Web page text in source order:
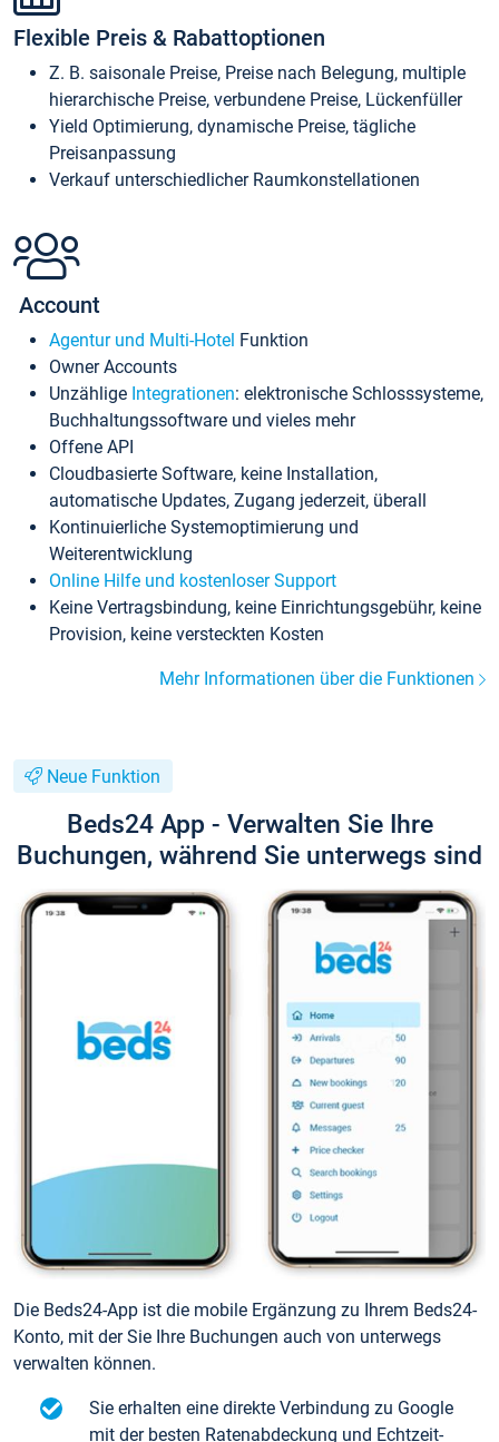
Flexible Preis & Rabattoptionen
Z. B. saisonale Preise, Preise nach Belegung, multiple
hierarchische Preise, verbundene Preise, Lückenfüller
Yield Optimierung, dynamische Preise, tägliche
Preisanpassung
Verkauf unterschiedlicher Raumkonstellationen
Account
Agentur und Multi-Hotel Funktion
Owner Accounts
Unzählige Integrationen: elektronische Schlosssysteme,
Buchhaltungssoftware und vieles mehr
Offene API
Cloudbasierte Software, keine Installation,
automatische Updates, Zugang jederzeit, überall
Kontinuierliche Systemoptimierung und
Weiterentwicklung
Online Hilfe und kostenloser Support
Keine Vertragsbindung, keine Einrichtungsgebühr, keine
Provision, keine versteckten Kosten
Mehr Informationen über die Funktionen
Neue Funktion
Beds24 App - Verwalten Sie Ihre
Buchungen, während Sie unterwegs sind
Die Beds24-App ist die mobile Ergänzung zu Ihrem Beds24-
Konto, mit der Sie Ihre Buchungen auch von unterwegs
verwalten können.
Sie erhalten eine direkte Verbindung zu Google
mit der besten Ratenabdeckung und Echtzeit-